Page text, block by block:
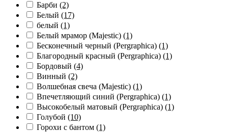
Барби (2)
Белый (17)
белый (1)
Белый мрамор (Majestic) (1)
Бесконечный черный (Pergraphica) (1)
Благородный красный (Pergraphica) (1)
Бордовый (4)
Винный (2)
Волшебная свеча (Majestic) (1)
Впечетляющий синий (Pergraphica) (1)
Высокобелый матовый (Pergraphica) (1)
Голубой (10)
Горохи с бантом (1)